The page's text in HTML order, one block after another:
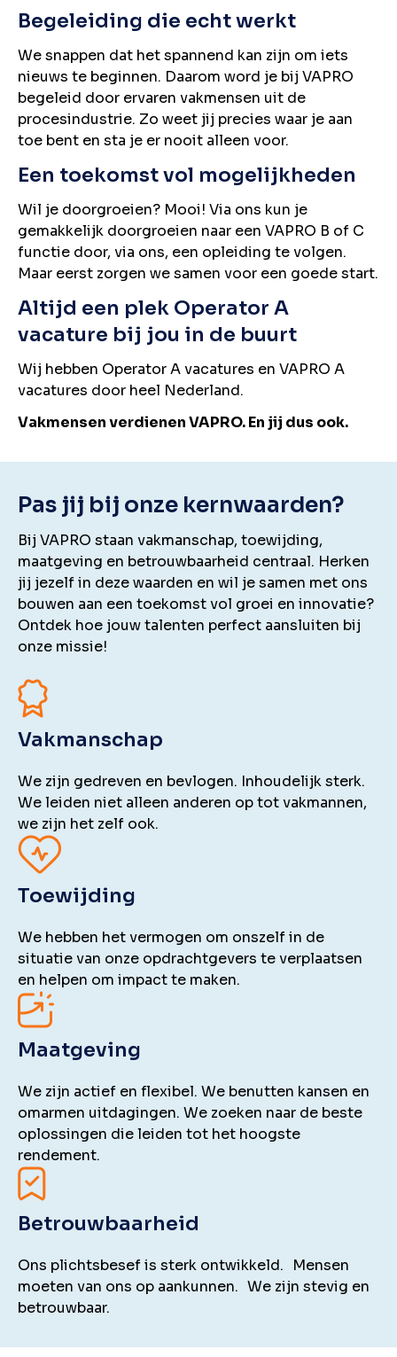
Begeleiding die echt werkt
We snappen dat het spannend kan zijn om iets
nieuws te beginnen. Daarom word je bij VAPRO
begeleid door ervaren vakmensen uit de
procesindustrie. Zo weet jij precies waar je aan
toe bent en sta je er nooit alleen voor.
Een toekomst vol mogelijkheden
Wil je doorgroeien? Mooi! Via ons kun je
gemakkelijk doorgroeien naar een VAPRO B of C
functie door, via ons, een opleiding te volgen.
Maar eerst zorgen we samen voor een goede start.
Altijd een plek Operator A
vacature bij jou in de buurt
Wij hebben Operator A vacatures en VAPRO A
vacatures door heel Nederland.
Vakmensen verdienen VAPRO. En jij dus ook.
Pas jij bij onze kernwaarden?
Bij VAPRO staan vakmanschap, toewijding,
maatgeving en betrouwbaarheid centraal. Herken
jij jezelf in deze waarden en wil je samen met ons
bouwen aan een toekomst vol groei en innovatie?
Ontdek hoe jouw talenten perfect aansluiten bij
onze missie!
Vakmanschap
We zijn gedreven en bevlogen. Inhoudelijk sterk.
We leiden niet alleen anderen op tot vakmannen,
we zijn het zelf ook.
Toewijding
We hebben het vermogen om onszelf in de
situatie van onze opdrachtgevers te verplaatsen
en helpen om impact te maken.
Maatgeving
We zijn actief en flexibel. We benutten kansen en
omarmen uitdagingen. We zoeken naar de beste
oplossingen die leiden tot het hoogste
rendement.
Betrouwbaarheid
Ons plichtsbesef is sterk ontwikkeld. Mensen
moeten van ons op aankunnen. We zijn stevig en
betrouwbaar.